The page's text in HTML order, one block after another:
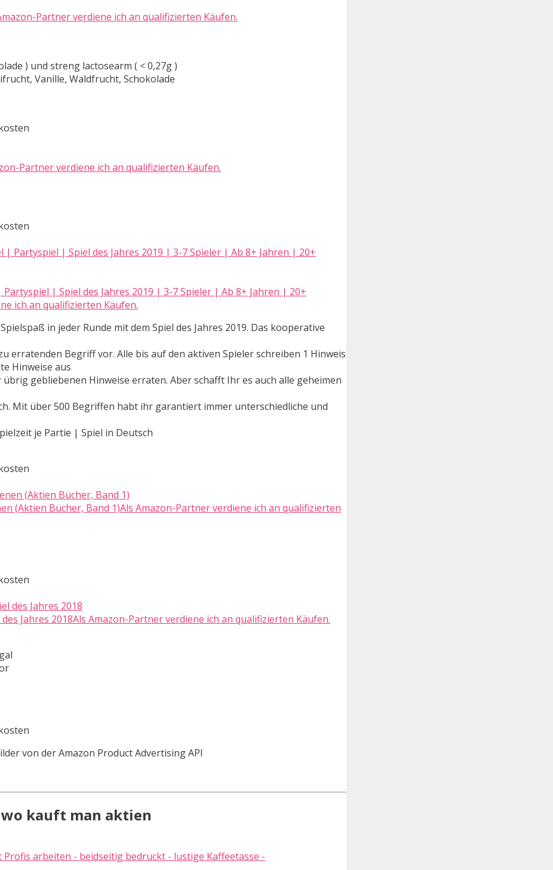
Partner verdiene ich an qualifizierten Käufen.
) und streng lactosearm ( < 0,27g )
Vanille, Waldfrucht, Schokolade
Partner verdiene ich an qualifizierten Käufen.
| Spiel des Jahres 2019 | 3-7 Spieler | Ab 8+ Jahren | 20+
ich an qualifizierten Käufen.
in jeder Runde mit dem Spiel des Jahres 2019. Das kooperative
erratenden Begriff vor. Alle bis auf den aktiven Spieler schreiben 1 Hinweis
Hinweise aus
gebliebenen Hinweise erraten. Aber schafft Ihr es auch alle geheimen
Mit über 500 Begriffen habt ihr garantiert immer unterschiedliche und
je Partie | Spiel in Deutsch
(Aktien Bücher, Band 1)Als Amazon-Partner verdiene ich an qualifizierten
Jahres 2018Als Amazon-Partner verdiene ich an qualifizierten Käufen.
von der Amazon Product Advertising API
wo kauft man aktien